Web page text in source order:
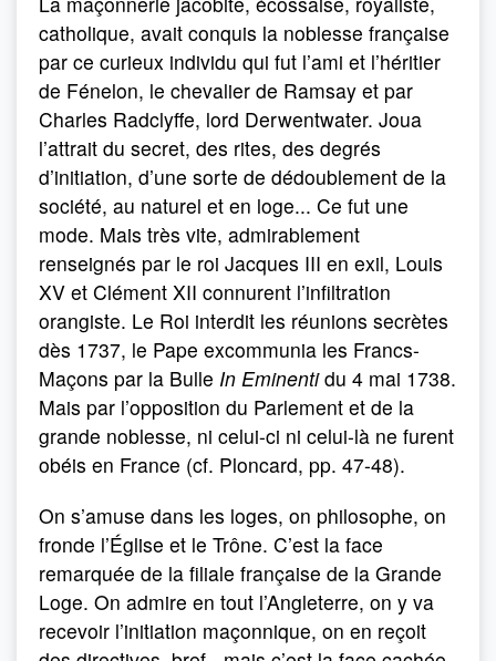
catholique, avait conquis la noblesse française
par ce curieux individu qui fut l’ami et l’héritier
de Fénelon, le chevalier de Ramsay et par
Charles Radclyffe, lord Derwentwater. Joua
l’attrait du secret, des rites, des degrés
d’initiation, d’une sorte de dédoublement de la
société, au naturel et en loge... Ce fut une
mode. Mais très vite, admirablement
renseignés par le roi Jacques III en exil, Louis
XV et Clément XII connurent l’infiltration
orangiste. Le Roi interdit les réunions secrètes
dès 1737, le Pape excommunia les Francs-
Maçons par la Bulle In Eminentidu 4 mai 1738.
Mais par l’opposition du Parlement et de la
grande noblesse, ni celui-ci ni celui-là ne furent
obéis en France (cf. Ploncard, pp. 47-48).
On s’amuse dans les loges, on philosophe, on
fronde l’Église et le Trône. C’est la face
remarquée de la filiale française de la Grande
Loge. On admire en tout l’Angleterre, on y va
recevoir l’initiation maçonnique, on en reçoit